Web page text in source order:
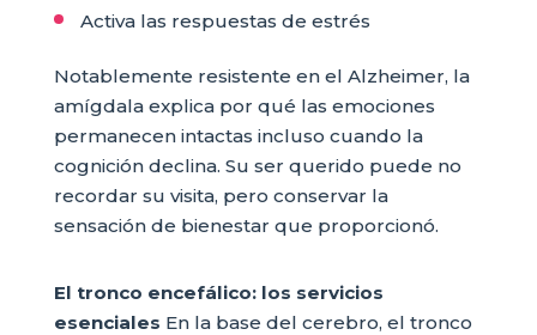
Activa las respuestas de estrés
Notablemente resistente en el Alzheimer, la
amígdala explica por qué las emociones
permanecen intactas incluso cuando la
cognición declina. Su ser querido puede no
recordar su visita, pero conservar la
sensación de bienestar que proporcionó.
El tronco encefálico: los servicios
esenciales En la base del cerebro, el tronco